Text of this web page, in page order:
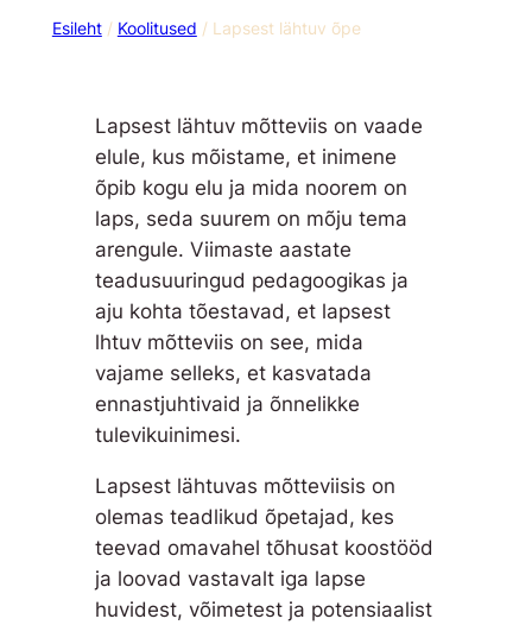
Esileht/ Koolitused / Lapsest lähtuv õpe
Lapsest lähtuv mõtteviis on vaade
elule, kus mõistame, et inimene
õpib kogu elu ja mida noorem on
laps, seda suurem on mõju tema
arengule. Viimaste aastate
teadusuuringud pedagoogikas ja
aju kohta tõestavad, et lapsest
lhtuv mõtteviis on see, mida
vajame selleks, et kasvatada
ennastjuhtivaid ja õnnelikke
tulevikuinimesi.
Lapsest lähtuvas mõtteviisis on
olemas teadlikud õpetajad, kes
teevad omavahel tõhusat koostööd
ja loovad vastavalt iga lapse
huvidest, võimetest ja potensiaalist